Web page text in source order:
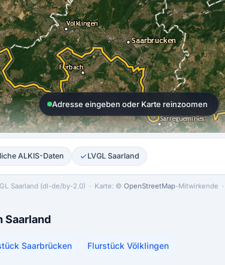
Adresse eingeben oder Karte reinzoomen
ALKIS-Daten LVGL Saarland
Saarland (dl-de/by-2.0) · Karte: © OpenStreetMap-Mitwirkende ·
Saarland
Saarbrücken Flurstück Völklingen